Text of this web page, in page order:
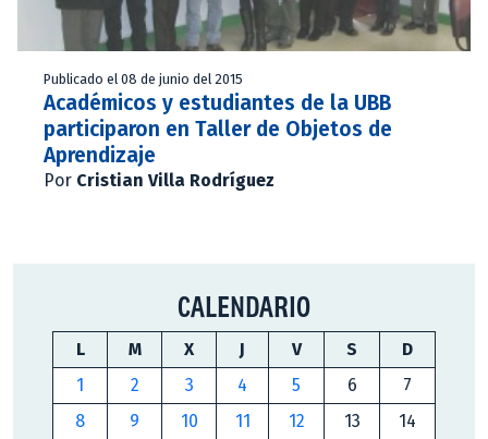
Publicado el 08 de junio del 2015
Académicos y estudiantes de la UBB
participaron en Taller de Objetos de
Aprendizaje
Por Cristian Villa Rodríguez
CALENDARIO
L M X J V S
D
1
2 3 4 5 6
7
8
9 10 11 12 13
14